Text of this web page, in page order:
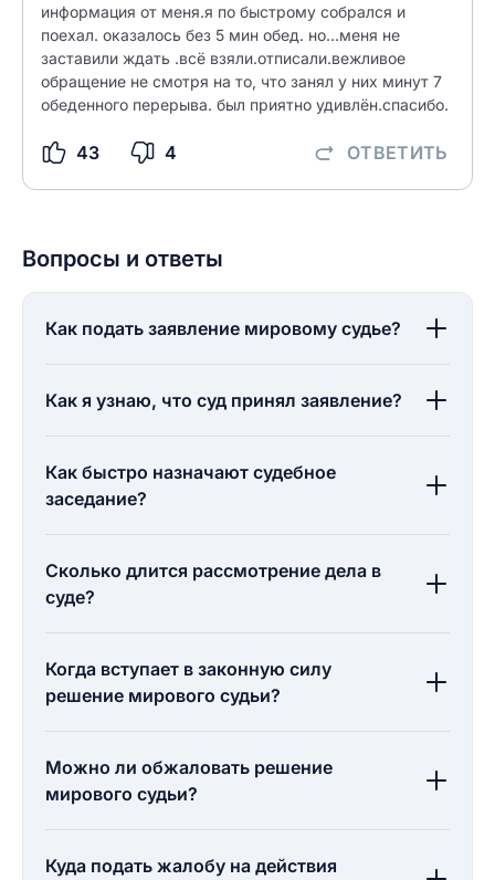
информация от меня.я по быстрому собрался и
поехал. оказалось без 5 мин обед. но...меня не
заставили ждать .всё взяли.отписали.вежливое
обращение не смотря на то, что занял у них минут 7
обеденного перерыва. был приятно удивлён.спасибо.
43 4 ОТВЕТИТЬ
Вопросы и ответы
Как подать заявление мировому судье?
Как я узнаю, что суд принял заявление?
Как быстро назначают судебное
заседание?
Сколько длится рассмотрение дела в
суде?
Когда вступает в законную силу
решение мирового судьи?
Можно ли обжаловать решение
мирового судьи?
Куда подать жалобу на действия